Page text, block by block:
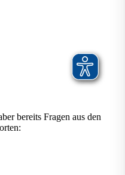
bereits Fragen aus den